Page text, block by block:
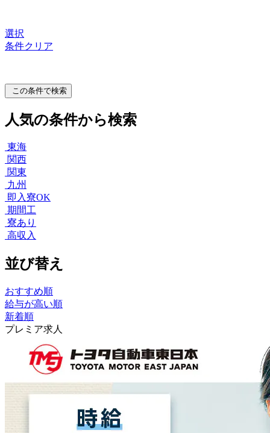
選択
条件クリア
この条件で検索
人気の条件から検索
東海
関西
関東
九州
即入寮OK
期間工
寮あり
高収入
並び替え
おすすめ順
給与が高い順
新着順
プレミア求人